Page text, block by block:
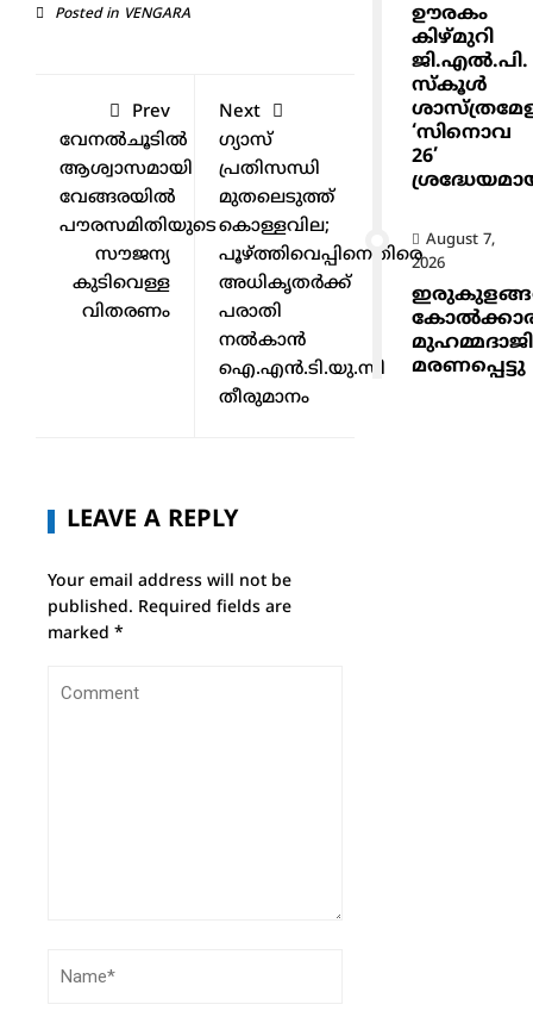
Posted in VENGARA
Prev
വേനൽചൂടിൽ
ആശ്വാസമായി
വേങ്ങരയിൽ
പൗരസമിതിയുടെ
സൗജന്യ
കുടിവെള്ള
വിതരണം
Next
ഗ്യാസ്
പ്രതിസന്ധി
മുതലെടുത്ത്
കൊള്ളവില;
പൂഴ്ത്തിവെപ്പിനെതിരെ
അധികൃതർക്ക്
പരാതി
നൽകാൻ
ഐ.എൻ.ടി.യു.സി
തീരുമാനം
LEAVE A REPLY
Your email address will not be
published. Required fields are
marked *
ഊരകം
കിഴ്മുറി
ജി.എൽ.പി.
സ്കൂൾ
‘സിനൊവ
26’
August 7,
2026
മുഹമ്മദാജി
മരണപ്പെട്ടു